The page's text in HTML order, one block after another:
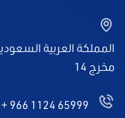
المملكة العربية
مخرج 14
+ 966 1124 65999